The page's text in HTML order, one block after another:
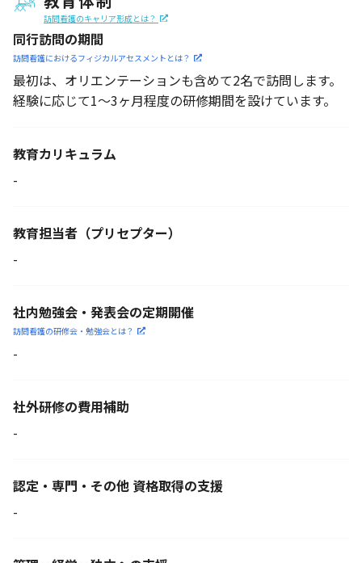
訪問看護のキャリア形成とは？
同行訪問の期間
訪問看護におけるフィジカルアセスメントとは？
最初は、オリエンテーションも含めて2名で訪問します。
経験に応じて1～3ヶ月程度の研修期間を設けています。
教育カリキュラム
-
教育担当者 （プリセプター）
-
社内勉強会・発表会の定期開催
訪問看護の研修会・勉強会とは？
-
社外研修の費用補助
-
認定・専門・その他 資格取得の支援
-